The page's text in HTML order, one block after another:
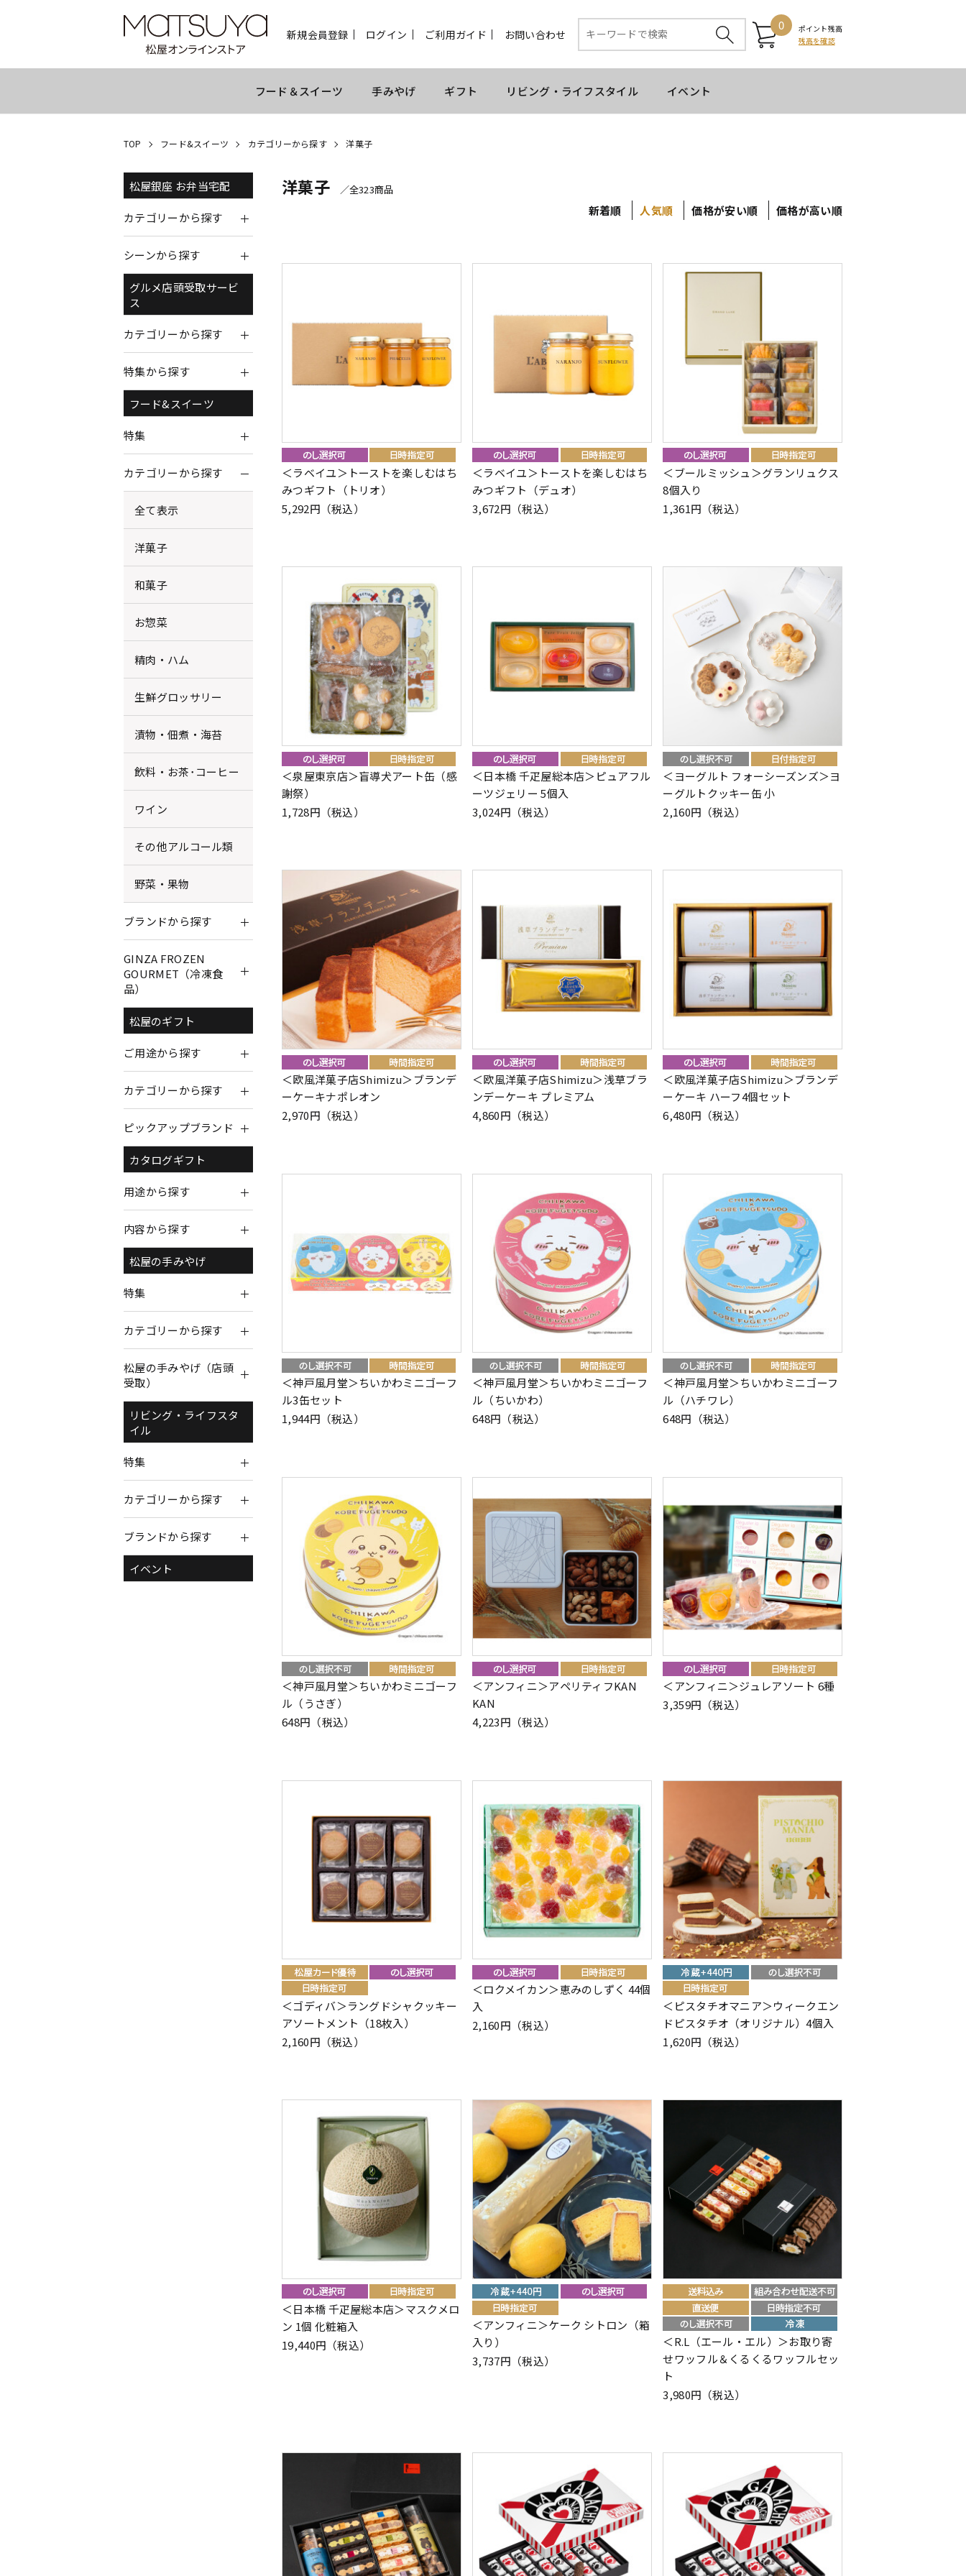
新規会員登録 ログイン ご利用ガイド お問い合わせ
0
ポイント残高
残高を確認
フード＆スイーツ 手みやげ ギフト リビング・ライフスタイル イベント
TOP フード&スイーツ カテゴリーから探す 洋菓子
松屋銀座 お弁当宅配
カテゴリーから探す
シーンから探す
グルメ店頭受取サービ
ス
カテゴリーから探す
特集から探す
フード&スイーツ
特集
カテゴリーから探す
全て表示
洋菓子
和菓子
お惣菜
精肉・ハム
生鮮グロッサリー
漬物・佃煮・海苔
飲料・お茶･コーヒー
ワイン
その他アルコール類
野菜・果物
ブランドから探す
GINZA FROZEN
GOURMET（冷凍食
品）
松屋のギフト
ご用途から探す
カテゴリーから探す
ピックアップブランド
カタログギフト
用途から探す
内容から探す
松屋の手みやげ
特集
カテゴリーから探す
松屋の手みやげ（店頭
受取）
リビング・ライフスタ
イル
特集
カテゴリーから探す
ブランドから探す
イベント
洋菓子 ／全323商品
新着順 人気順 価格が安い順 価格が高い順
＜ラベイユ＞トーストを楽しむはち
みつギフト（トリオ）
5,292円（税込）
＜ラベイユ＞トーストを楽しむはち
みつギフト（デュオ）
3,672円（税込）
＜ブールミッシュ＞グランリュクス
8個入り
1,361円（税込）
＜泉屋東京店＞盲導犬アート缶（感
謝祭）
1,728円（税込）
＜日本橋 千疋屋総本店＞ピュアフル
ーツジェリー 5個入
3,024円（税込）
＜ヨーグルト フォーシーズンズ＞ヨ
ーグルトクッキー缶 小
2,160円（税込）
＜欧風洋菓子店Shimizu＞ブランデ
ーケーキナポレオン
2,970円（税込）
＜欧風洋菓子店Shimizu＞浅草ブラ
ンデーケーキ プレミアム
4,860円（税込）
＜欧風洋菓子店Shimizu＞ブランデ
ーケーキ ハーフ4個セット
6,480円（税込）
＜神戸風月堂＞ちいかわミニゴーフ
ル3缶セット
1,944円（税込）
＜神戸風月堂＞ちいかわミニゴーフ
ル（ちいかわ）
648円（税込）
＜神戸風月堂＞ちいかわミニゴーフ
ル（ハチワレ）
648円（税込）
＜神戸風月堂＞ちいかわミニゴーフ
ル（うさぎ）
648円（税込）
＜アンフィニ＞アペリティフKAN
KAN
4,223円（税込）
＜アンフィニ＞ジュレアソート 6種
3,359円（税込）
＜ゴディバ＞ラングドシャクッキー
アソートメント（18枚入）
2,160円（税込）
＜ロクメイカン＞恵みのしずく 44個
入
2,160円（税込）
＜ピスタチオマニア＞ウィークエン
ドピスタチオ（オリジナル）4個入
1,620円（税込）
＜日本橋 千疋屋総本店＞マスクメロ
ン 1個 化粧箱入
19,440円（税込）
＜アンフィニ＞ケーク シトロン（箱
入り）
3,737円（税込）
＜R.L（エール・エル）＞お取り寄
せワッフル＆くるくるワッフルセッ
ト
3,980円（税込）